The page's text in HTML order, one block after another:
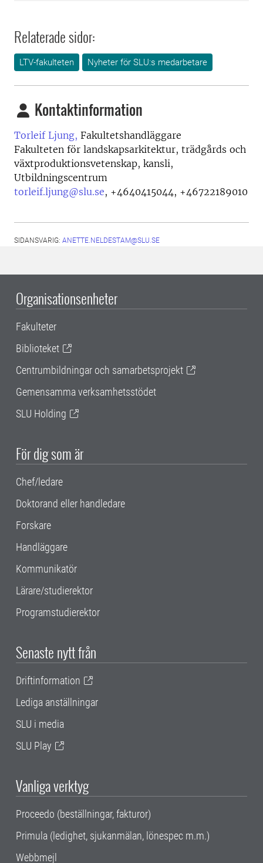
Relaterade sidor:
LTV-fakulteten Nyheter för SLU:s medarbetare
Kontaktinformation
Torleif Ljung, Fakultetshandläggare
Fakulteten för landskapsarkitektur, trädgårds och
växtproduktionsvetenskap, kansli,
Utbildningscentrum
torleif.ljung@slu.se, +4640415044, +46722189010
SIDANSVARIG: ANETTE.NELDESTAM@SLU.SE
Organisationsenheter
Fakulteter
Biblioteket
Centrumbildningar och samarbetsprojekt
Gemensamma verksamhetsstödet
SLU Holding
För dig som är
Chef/ledare
Doktorand eller handledare
Forskare
Handläggare
Kommunikatör
Lärare/studierektor
Programstudierektor
Senaste nytt från
Driftinformation
Lediga anställningar
SLU i media
SLU Play
Vanliga verktyg
Proceedo (beställningar, fakturor)
Primula (ledighet, sjukanmälan, lönespec m.m.)
Webbmejl